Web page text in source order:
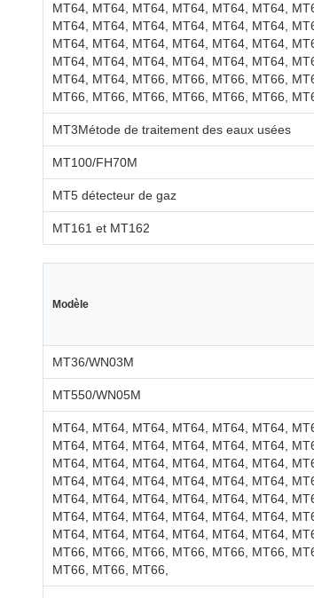
MT64, MT64, MT64, MT64, MT64, MT64,
MT64, MT64, MT64, MT64, MT64, MT64,
MT64, MT64, MT64, MT64, MT64, MT64,
MT64, MT64, MT64, MT64, MT64, MT64,
MT64, MT64, MT66, MT66, MT66, MT66,
MT66, MT66, MT66, MT66, MT66, MT66,
MT3Métode de traitement des eaux usées
MT100/FH70M
MT5 détecteur de gaz
MT161 et MT162
Modèle
MT36/WN03M
MT550/WN05M
MT64, MT64, MT64, MT64, MT64, MT64,
MT64, MT64, MT64, MT64, MT64, MT64,
MT64, MT64, MT64, MT64, MT64, MT64,
MT64, MT64, MT64, MT64, MT64, MT64,
MT64, MT64, MT64, MT64, MT64, MT64,
MT64, MT64, MT64, MT64, MT64, MT64,
MT64, MT64, MT64, MT64, MT64, MT64,
MT66, MT66, MT66, MT66, MT66, MT66,
MT66, MT66, MT66,